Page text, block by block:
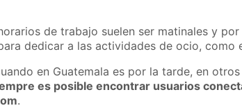
de trabajo suelen ser matinales y
dedicar a las actividades de ocio, como
en Guatemala es por la tarde, en
es posible encontrar usuarios
.